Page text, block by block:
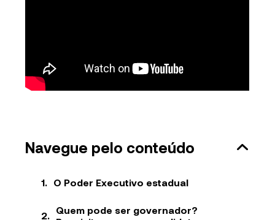
Navegue pelo conteúdo
O Poder Executivo estadual
Quem pode ser governador?